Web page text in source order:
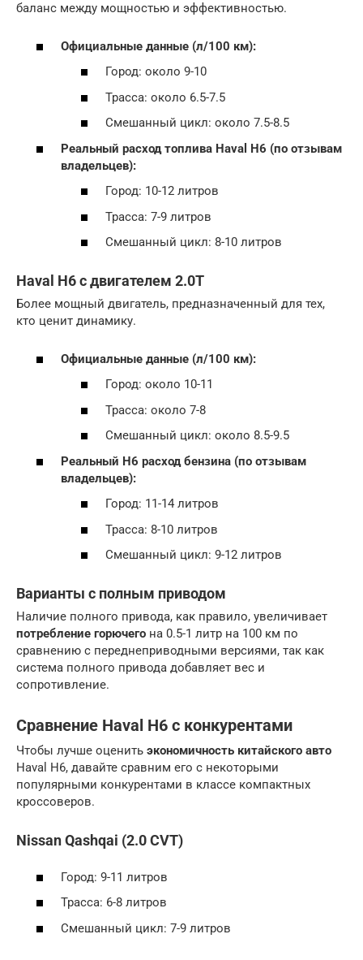
баланс между мощностью и эффективностью.
Официальные данные (л/100 км):
Город: около 9-10
Трасса: около 6.5-7.5
Смешанный цикл: около 7.5-8.5
Реальный расход топлива Haval H6 (по отзывам
владельцев):
Город: 10-12 литров
Трасса: 7-9 литров
Смешанный цикл: 8-10 литров
Haval H6 с двигателем 2.0T
Более мощный двигатель, предназначенный для тех,
кто ценит динамику.
Официальные данные (л/100 км):
Город: около 10-11
Трасса: около 7-8
Смешанный цикл: около 8.5-9.5
Реальный H6 расход бензина (по отзывам
владельцев):
Город: 11-14 литров
Трасса: 8-10 литров
Смешанный цикл: 9-12 литров
Варианты с полным приводом
Наличие полного привода, как правило, увеличивает
потребление горючего на 0.5-1 литр на 100 км по
сравнению с переднеприводными версиями, так как
система полного привода добавляет вес и
сопротивление.
Сравнение Haval H6 с конкурентами
Чтобы лучше оценить экономичность китайского авто
Haval H6, давайте сравним его с некоторыми
популярными конкурентами в классе компактных
кроссоверов.
Nissan Qashqai (2.0 CVT)
Город: 9-11 литров
Трасса: 6-8 литров
Смешанный цикл: 7-9 литров